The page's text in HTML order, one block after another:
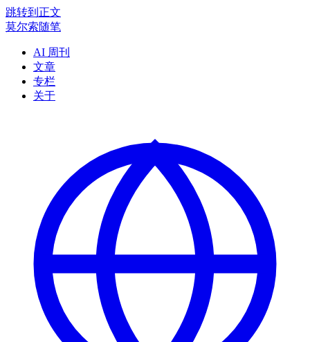
跳转到正文
莫尔索随笔
AI 周刊
文章
专栏
关于